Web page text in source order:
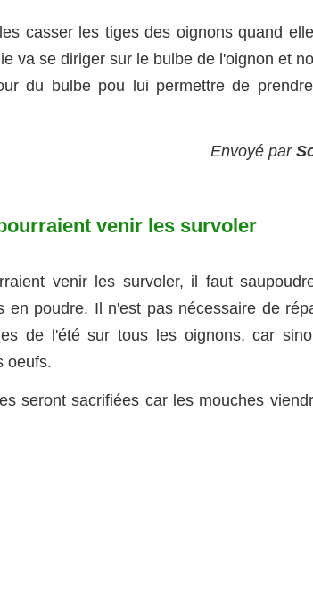
casser les tiges des oignons quand
va se diriger sur le bulbe de l'oignon et
du bulbe pou lui permettre de
Envoyé par
venir les survoler
venir les survoler, il faut
poudre. Il n'est pas nécessaire de
de l'été sur tous les oignons, car
oeufs.
seront sacrifiées car les mouches